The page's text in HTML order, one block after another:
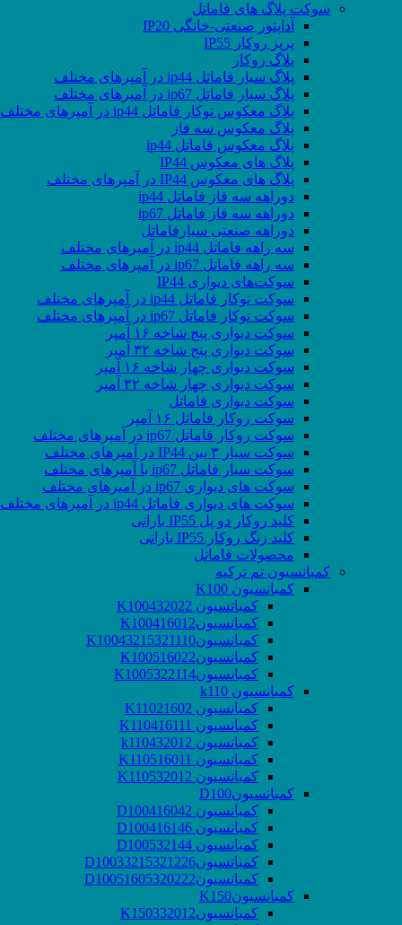
سوکت پلاگ های فاماتل
آداپتور صنعتی-خانگی IP20
پریز روکار IP55
پلاگ روکار
پلاگ سیار فاماتل ip44 در آمپرهای مختلف
پلاگ سیار فاماتل ip67 در آمپرهای مختلف
پلاگ معکوس توکار فاماتل ip44 در آمپرهای مختلف
پلاگ معکوس سه فاز
پلاگ معکوس فاماتل ip44
پلاگ های معکوس IP44
پلاگ های معکوس IP44 در آمپرهای مختلف
دوراهه سه فاز فاماتل ip44
دوراهه سه فاز فاماتل ip67
دوراهه صنعتی سیارفاماتل
سه راهه فاماتل ip44 در آمپرهای مختلف
سه راهه فاماتل ip67 در آمپرهای مختلف
سوکت‌های دیواری IP44
سوکت توکار فاماتل ip44 در آمپرهای مختلف
سوکت توکار فاماتل ip67 در آمپرهای مختلف
سوکت دیواری پنج شاخه ۱۶ آمپر
سوکت دیواری پنج شاخه ۳۲ آمپر
سوکت دیواری چهار شاخه ۱۶ آمپر
سوکت دیواری چهار شاخه ۳۲ آمپر
سوکت دیواری فاماتل
سوکت روکار فاماتل ۱۶ آمپر
سوکت روکار فاماتل ip67 در آمپرهای مختلف
سوکت سیار ۳ پین IP44 در آمپرهای مختلف
سوکت سیار فاماتل ip67 با آمپرهای مختلف
سوکت های دیواری ip67 در آمپرهای مختلف
سوکت های دیواری فاماتل ip44 در آمپرهای مختلف
کلید روکار دو پل IP55 بارانی
کلید زنگ روکار IP55 بارانی
محصولات فاماتل
کمبانسیون تم ترکیه
کمبانسیون K100
کمبانسیون K100432022
کمبانسیونK100416012
کمبانسیونK10043215321110
کمبانسیونK100516022
کمبانسیونK1005322114
کمبانسیون k110
کمبانسیون K11021602
کمبانسیون K110416111
کمبانسیون k110432012
کمبانسیون K110516011
کمبانسیون K110532012
کمبانسیونD100
کمبانسیون D100416042
کمبانسیون D100416146
کمبانسیون D100532144
کمبانسیونD10033215321226
کمبانسیونD10051605320222
کمبانسیونK150
کمبانسیونK150332012